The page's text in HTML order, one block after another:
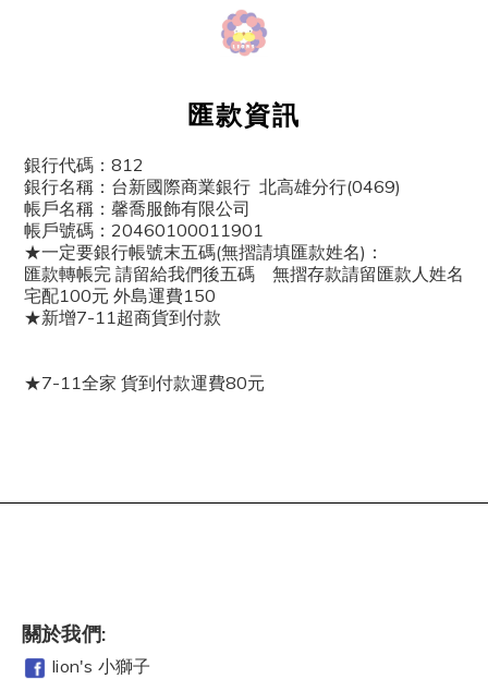
匯款資訊
銀行代碼：812
銀行名稱：台新國際商業銀行 北高雄分行(0469)
帳戶名稱：馨喬服飾有限公司
帳戶號碼：20460100011901
★一定要銀行帳號末五碼(無摺請填匯款姓名)：
匯款轉帳完 請留給我們後五碼 無摺存款請留匯款人姓名
宅配100元 外島運費150
★新增7-11超商貨到付款
★7-11全家 貨到付款運費80元
關於我們:
lion's 小獅子